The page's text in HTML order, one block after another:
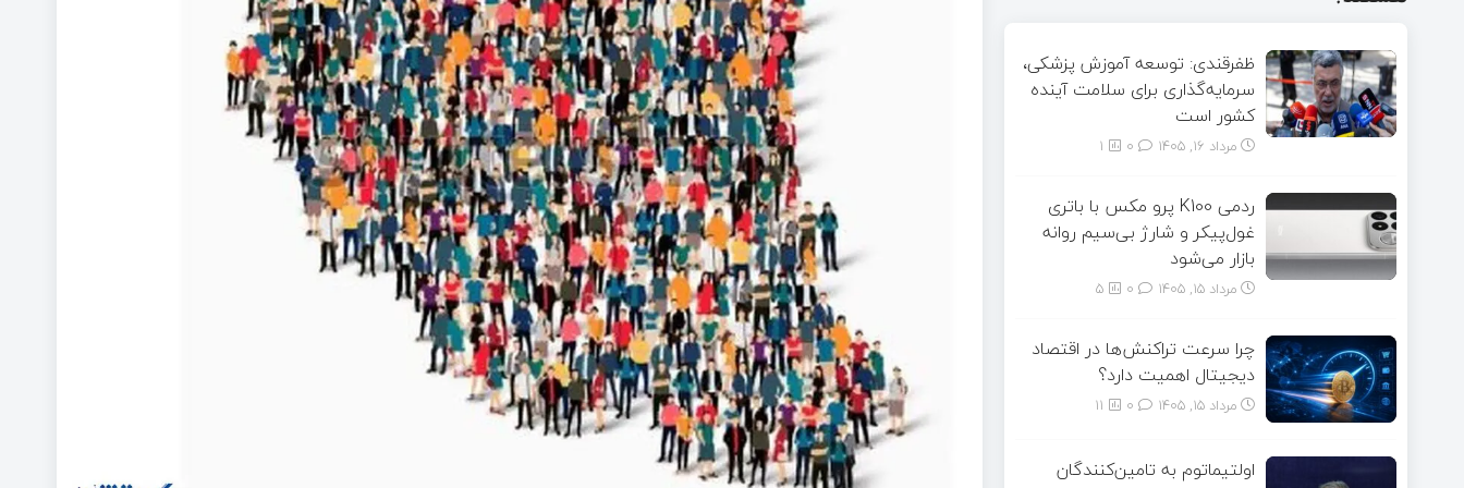
ظفرقندی: توسعه آموزش پزشکی،
سرمایه‌گذاری برای سلامت آینده
کشور است
مرداد ۱۶, ۱۴۰۵ 1
ردمی K100 پرو مکس با باتری
غول‌پیکر و شارژ بی‌سیم روانه
بازار می‌شود
مرداد ۱۵, ۱۴۰۵ 5
چرا سرعت تراکنش‌ها در اقتصاد
دیجیتال اهمیت دارد؟
مرداد ۱۵, ۱۴۰۵ 11
اولتیماتوم به تامین‌کنندگان